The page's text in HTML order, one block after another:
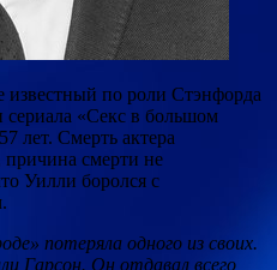
известный по роли Стэнфорда
сериала «Секс в большом
лет. Смерть актера
причина смерти не
Уилли боролся с
потеряла одного из своих.
Гарсон. Он отдавал всего